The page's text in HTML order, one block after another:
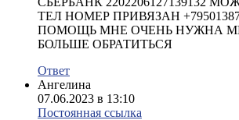
ТЕЛ НОМЕР ПРИВЯЗАН
ПОМОЩЬ МНЕ ОЧЕНЬ НУЖНА
БОЛЬШЕ ОБРАТИТЬСЯ
Ответ
Ангелина
07.06.2023 в 13:10
Постоянная ссылка